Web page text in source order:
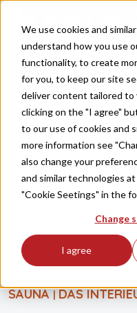
We use cookies and
understand how you use
functionality, to create
for you, to keep our site
deliver content tailored to
clicking on the "I agree"
to our use of cookies and
more information see
also change your
and similar technologies
"Cookie Seetings" in the
Change
I agree
Skip to main content
SAUNA | DAS